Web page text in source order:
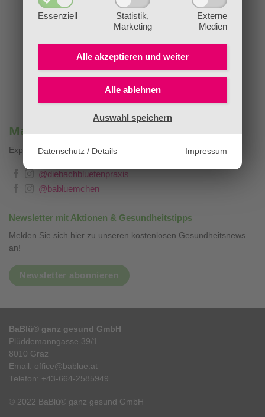
Essenziell
Statistik,
Marketing
Externe
Medien
Alle akzeptieren und weiter
Alle ablehnen
Auswahl speichern
Datenschutz / Details Impressum
Mag. Sandra Stopar & BaBlümchen®
Expertenwissen, Blog & Liebevolles
@diebachbluetenpraxis
@babluemchen
Newsletter mit Aktionen & Gesundheitstipps
Melden Sie sich hier zu unseren kostenlosen Gesundheitsnews
an!
Newsletter abonnieren
BaBlü® ganz gesund GmbH
Plüddemanngasse 39/1
8010 Graz
Email: office@bablue.at
Telefon: +43-664-2585949
© 2022 BaBlü® ganz gesund GmbH